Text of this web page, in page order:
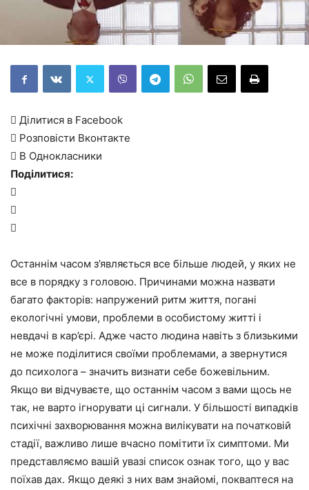
 Ділитися в Facebook
 Розповісти Вконтакте
 В Однокласники
Поділитися:



Останнім часом з’являється все більше людей, у яких не
все в порядку з головою. Причинами можна назвати
багато факторів: напружений ритм життя, погані
екологічні умови, проблеми в особистому житті і
невдачі в кар’єрі. Адже часто людина навіть з близькими
не може поділитися своїми проблемами, а звернутися
до психолога – значить визнати себе божевільним.
Якщо ви відчуваєте, що останнім часом з вами щось не
так, не варто ігнорувати ці сигнали. У більшості випадків
психічні захворювання можна вилікувати на початковій
стадії, важливо лише вчасно помітити їх симптоми. Ми
представляємо вашій увазі список ознак того, що у вас
поїхав дах. Якщо деякі з них вам знайомі, покваптеся на